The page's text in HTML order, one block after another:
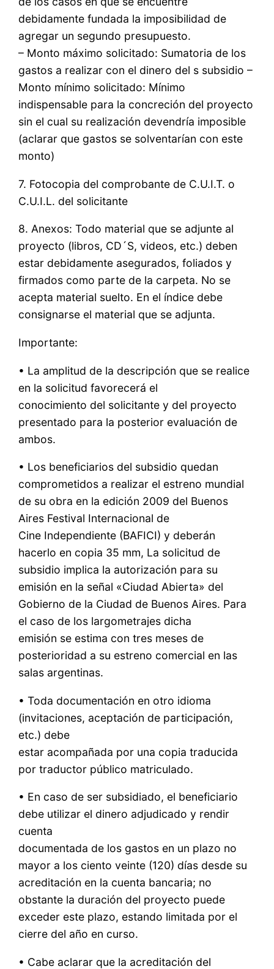
debidamente fundada la imposibilidad de
agregar un segundo presupuesto.
– Monto máximo solicitado: Sumatoria de los
gastos a realizar con el dinero del s subsidio –
Monto mínimo solicitado: Mínimo
indispensable para la concreción del proyecto
sin el cual su realización devendría imposible
(aclarar que gastos se solventarían con este
monto)
7. Fotocopia del comprobante de C.U.I.T. o
C.U.I.L. del solicitante
8. Anexos: Todo material que se adjunte al
proyecto (libros, CD´S, videos, etc.) deben
estar debidamente asegurados, foliados y
firmados como parte de la carpeta. No se
acepta material suelto. En el índice debe
consignarse el material que se adjunta.
Importante:
• La amplitud de la descripción que se realice
en la solicitud favorecerá el
conocimiento del solicitante y del proyecto
presentado para la posterior evaluación de
ambos.
• Los beneficiarios del subsidio quedan
comprometidos a realizar el estreno mundial
de su obra en la edición 2009 del Buenos
Aires Festival Internacional de
Cine Independiente (BAFICI) y deberán
hacerlo en copia 35 mm, La solicitud de
subsidio implica la autorización para su
emisión en la señal «Ciudad Abierta» del
Gobierno de la Ciudad de Buenos Aires. Para
el caso de los largometrajes dicha
emisión se estima con tres meses de
posterioridad a su estreno comercial en las
salas argentinas.
• Toda documentación en otro idioma
(invitaciones, aceptación de participación,
etc.) debe
estar acompañada por una copia traducida
por traductor público matriculado.
• En caso de ser subsidiado, el beneficiario
debe utilizar el dinero adjudicado y rendir
cuenta
documentada de los gastos en un plazo no
mayor a los ciento veinte (120) días desde su
acreditación en la cuenta bancaria; no
obstante la duración del proyecto puede
exceder este plazo, estando limitada por el
cierre del año en curso.
• Cabe aclarar que la acreditación del